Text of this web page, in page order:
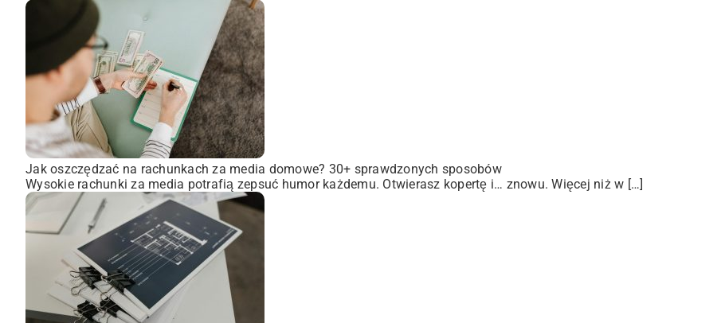
Jak oszczędzać na rachunkach za media domowe? 30+ sprawdzonych sposobów
Wysokie rachunki za media potrafią zepsuć humor każdemu. Otwierasz kopertę i… znowu. Więcej niż w […]